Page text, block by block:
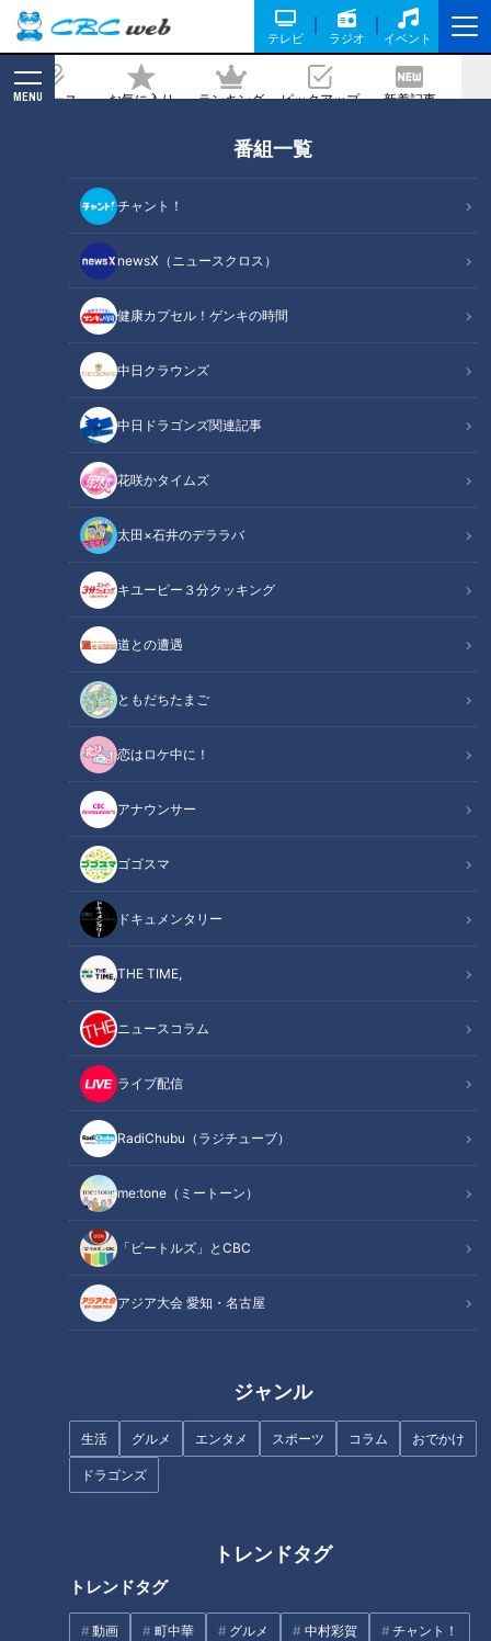
テレビ ラジオ イベント
ニュース お気に入り ランキング ピックアップ 新着記事
MENU
番組一覧
チャント！
newsX（ニュースクロス）
健康カプセル！ゲンキの時間
中日クラウンズ
中日ドラゴンズ関連記事
花咲かタイムズ
太田×石井のデララバ
キユーピー３分クッキング
道との遭遇
ともだちたまご
恋はロケ中に！
アナウンサー
ゴゴスマ
ドキュメンタリー
THE TIME,
ニュースコラム
ライブ配信
RadiChubu（ラジチューブ）
me:tone（ミートーン）
「ビートルズ」とCBC
アジア大会 愛知・名古屋
ジャンル
生活 グルメ エンタメ スポーツ コラム おでかけ
ドラゴンズ
トレンドタグ
トレンドタグ
動画 町中華 グルメ 中村彩賀 チャント！
ンズが沖縄キャンプで手に入れた成果
2025/02/26 11:45
井上一樹監督(C)CBCテレビ
中日ドラゴンズ
ドラ検1級コラム
井上一樹新監督を迎えた中日ドラゴンズの沖縄キャンプが終わ
った。特に前半は、沖縄らしからぬ寒い日々が続いたものの、
大きなケガ人もなく、一方で「ポジティブ・バトル」を掲げて
大きな話題を提供し続けた印象だ。オープン戦も始まり、いよ
いよペナントレース開幕まで１か月となった。（敬称略）
関連リンク
好調！得点シーンはこちら【0分36秒～】
井上色が全開のキャンプ
１ランク上がった宏斗
復活なるか？投手王国
ライデルの後釜は誰？
開幕スタメンも見えた！
オススメ関連コンテンツ
井上色が全開のキャンプ
井上一樹監督(C)CBCテレビ